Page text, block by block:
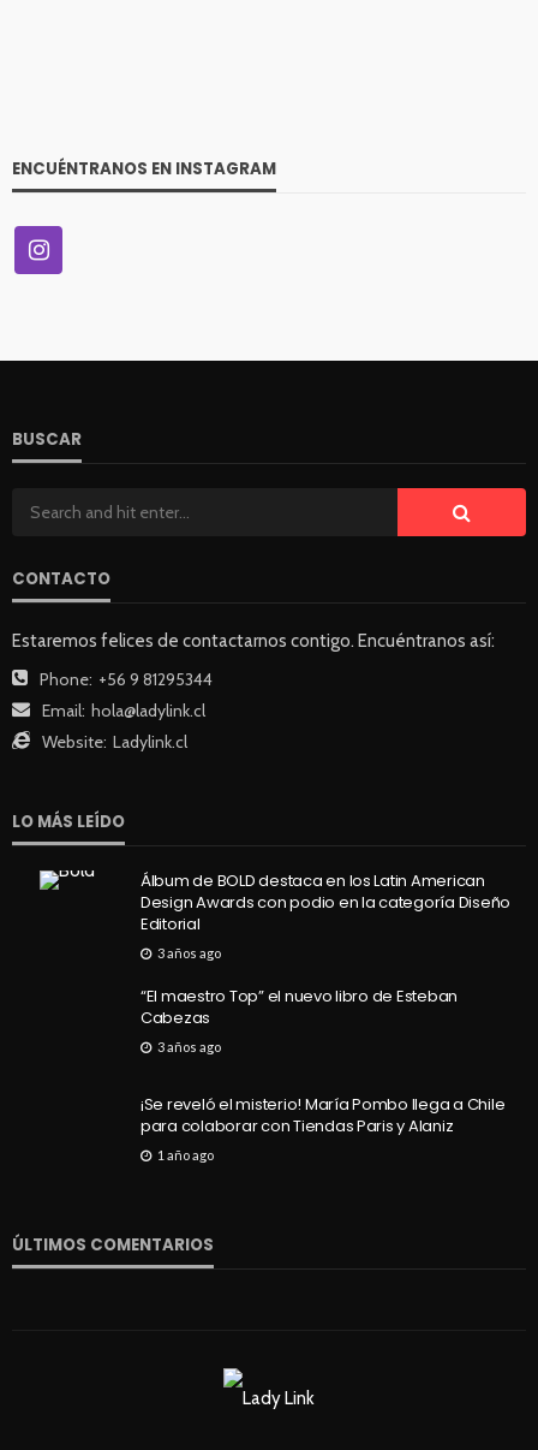
Cada minuto cuenta: las señales de un infarto que
no siempre son evidentes
Andrea Essus 16 horas ago
5 decisiones que marcan la diferencia en tu
16 horas ago 58
ENCUÉNTRANOS EN INSTAGRAM
BUSCAR
CONTACTO
Estaremos felices de contactarnos contigo. Encuéntranos así:
Phone: +56 9 81295344
Email: hola@ladylink.cl
Website: Ladylink.cl
LO MÁS LEÍDO
Álbum de BOLD destaca en los Latin American
Design Awards con podio en la categoría Diseño
Editorial
3 años ago
“El maestro Top” el nuevo libro de Esteban
Cabezas
3 años ago
¡Se reveló el misterio! María Pombo llega a Chile
para colaborar con Tiendas Paris y Alaniz
1 año ago
ÚLTIMOS COMENTARIOS